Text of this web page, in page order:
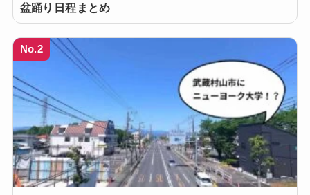
盆踊り日程まとめ
No.2